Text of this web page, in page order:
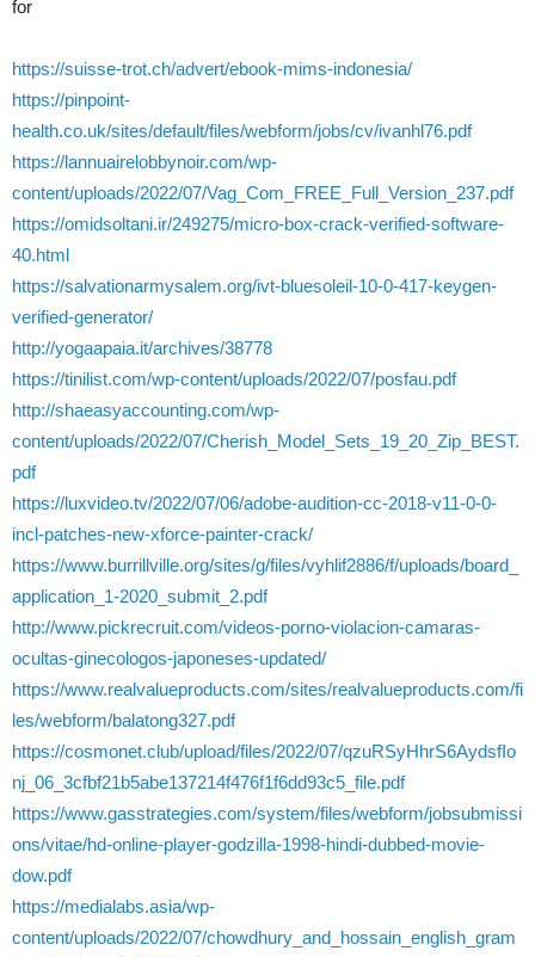
for
https://suisse-trot.ch/advert/ebook-mims-indonesia/
https://pinpoint-
health.co.uk/sites/default/files/webform/jobs/cv/ivanhl76.pdf
https://lannuairelobbynoir.com/wp-
content/uploads/2022/07/Vag_Com_FREE_Full_Version_237.pdf
https://omidsoltani.ir/249275/micro-box-crack-verified-software-
40.html
https://salvationarmysalem.org/ivt-bluesoleil-10-0-417-keygen-
verified-generator/
http://yogaapaia.it/archives/38778
https://tinilist.com/wp-content/uploads/2022/07/posfau.pdf
http://shaeasyaccounting.com/wp-
content/uploads/2022/07/Cherish_Model_Sets_19_20_Zip_BEST.
pdf
https://luxvideo.tv/2022/07/06/adobe-audition-cc-2018-v11-0-0-
incl-patches-new-xforce-painter-crack/
https://www.burrillville.org/sites/g/files/vyhlif2886/f/uploads/board_
application_1-2020_submit_2.pdf
http://www.pickrecruit.com/videos-porno-violacion-camaras-
ocultas-ginecologos-japoneses-updated/
https://www.realvalueproducts.com/sites/realvalueproducts.com/fi
les/webform/balatong327.pdf
https://cosmonet.club/upload/files/2022/07/qzuRSyHhrS6AydsfIo
nj_06_3cfbf21b5abe137214f476f1f6dd93c5_file.pdf
https://www.gasstrategies.com/system/files/webform/jobsubmissi
ons/vitae/hd-online-player-godzilla-1998-hindi-dubbed-movie-
dow.pdf
https://medialabs.asia/wp-
content/uploads/2022/07/chowdhury_and_hossain_english_gram